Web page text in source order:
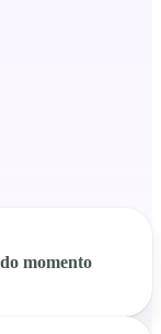
momento